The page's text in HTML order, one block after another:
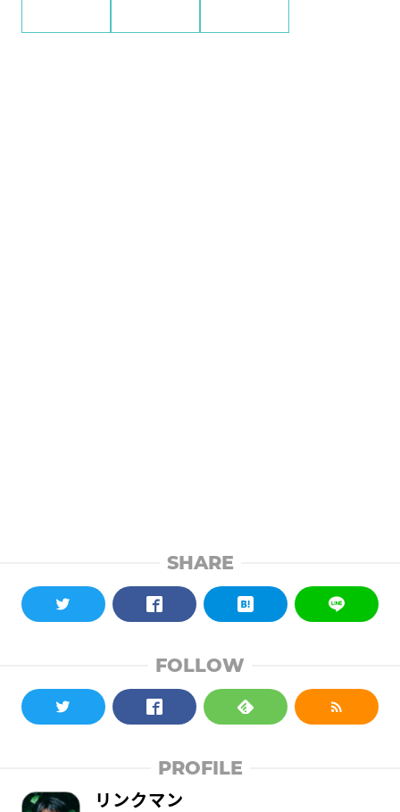
SHARE
FOLLOW
PROFILE
リンクマン